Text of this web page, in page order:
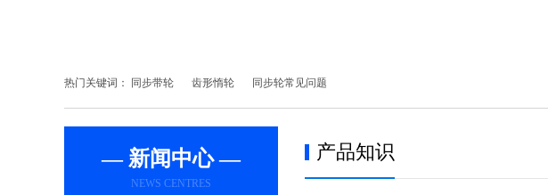
热门关键词： 同步带轮 齿形惰轮 同步轮常见问题
— 新闻中心 —
NEWS CENTRES
产品知识